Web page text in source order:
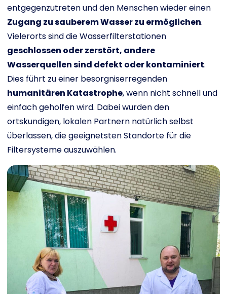
entgegenzutreten und den Menschen wieder einen
Zugang zu sauberem Wasser zu ermöglichen.
Vielerorts sind die Wasserfilterstationen
geschlossen oder zerstört, andere
Wasserquellen sind defekt oder kontaminiert.
Dies führt zu einer besorgniserregenden
humanitären Katastrophe, wenn nicht schnell und
einfach geholfen wird. Dabei wurden den
ortskundigen, lokalen Partnern natürlich selbst
überlassen, die geeignetsten Standorte für die
Filtersysteme auszuwählen.